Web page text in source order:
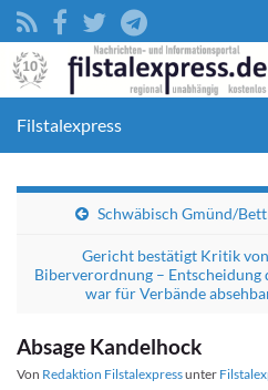
Filstalexpress
Schwäbisch Gmünd/
Gericht bestätigt Kritik
Biberverordnung –
war für Verbände
Absage Kandelhock
Von Redaktion Filstalexpressunter